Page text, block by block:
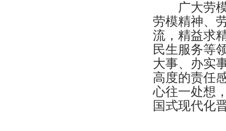
广大劳模
劳模精神、
流，精益求
民生服务等
大事、办实
高度的责任
心往一处想
国式现代化